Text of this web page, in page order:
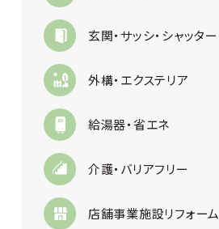
玄関・サッシ・シャッター
外構・エクステリア
給湯器・省エネ
介護・バリアフリー
店舗事業施設リフォーム